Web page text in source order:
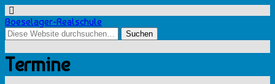
Boeselager-Realschule
Termine